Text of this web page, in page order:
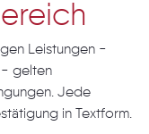
Leistungen -
- gelten
Jede
in Textform.